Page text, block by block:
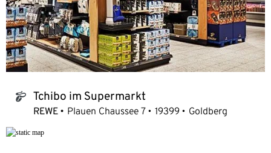
tchibo_logo Tchibo im Supermarkt
REWE Plauen Chaussee 7 19399 Goldberg